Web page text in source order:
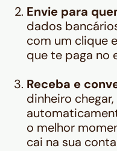
Envie para
dados
com um clique
que te paga no
Receba e
dinheiro
o melhor
cai na sua